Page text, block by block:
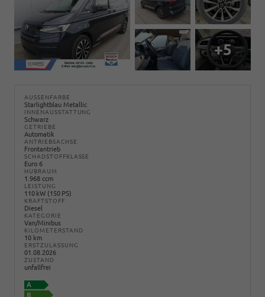
+5
AUSSENFARBE
Starlightblau Metallic
INNENAUSSTATTUNG
Schwarz
GETRIEBE
Automatik
ANTRIEBSACHSE
Frontantrieb
SCHADSTOFFKLASSE
Euro 6
HUBRAUM
1.968 ccm
LEISTUNG
110 kW (150 PS)
KRAFTSTOFF
Diesel
KATEGORIE
Van/Minibus
KILOMETERSTAND
10 km
ERSTZULASSUNG
01.08.2026
ZUSTAND
unfallfrei